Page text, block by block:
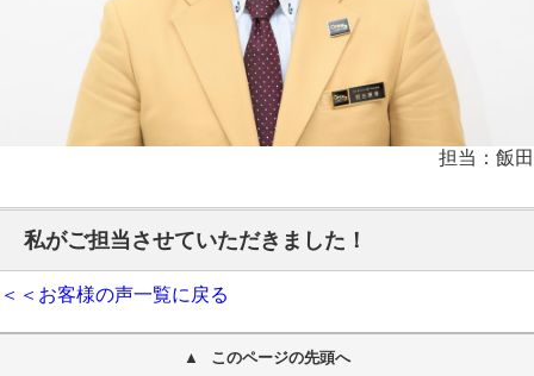
担当：飯田
私がご担当させていただきました！
＜＜お客様の声一覧に戻る
このページの先頭へ